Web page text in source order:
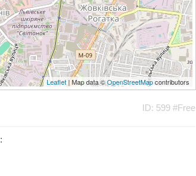
Leaflet| Map data ©OpenStreetMapcontributors
ID: 599 #Free
: